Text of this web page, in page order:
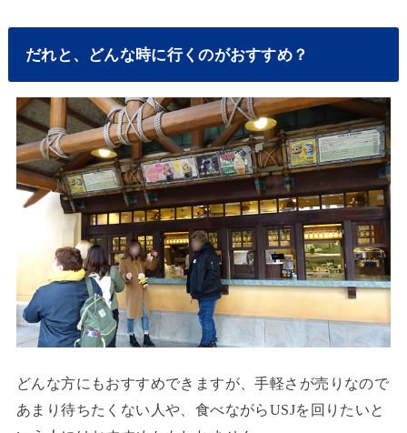
だれと、どんな時に行くのがおすすめ？
どんな方にもおすすめできますが、手軽さが売りなので
あまり待ちたくない人や、食べながらUSJを回りたいと